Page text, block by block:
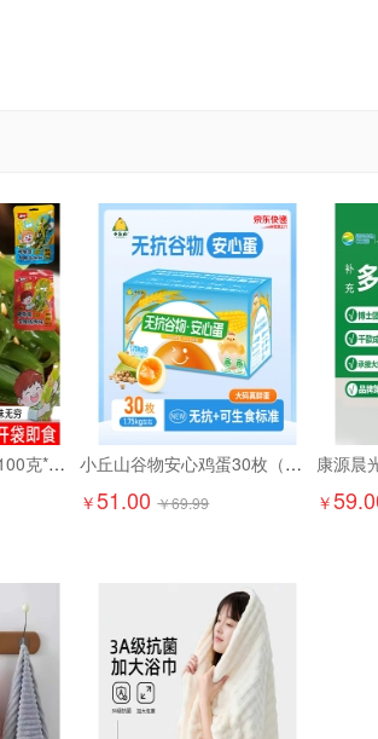
即食下饭裙带菜爽口100克*6袋9.9元精选大连海藻 日料店同款！
小丘山谷物安心鸡蛋30枚（京东配送上门）
￥51.00 ￥69.99 ￥